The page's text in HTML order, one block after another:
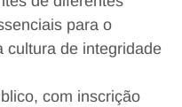
para o
cultura de integridade
com inscrição